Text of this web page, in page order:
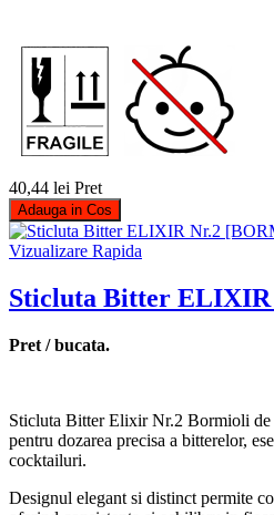
40,44 lei Pret
Adauga in Cos
Vizualizare Rapida
Sticluta Bitter ELIXIR
Pret / bucata.
Sticluta Bitter Elixir Nr.2 Bormioli de
pentru dozarea precisa a bitterelor,
cocktailuri.
Designul elegant si distinct permite